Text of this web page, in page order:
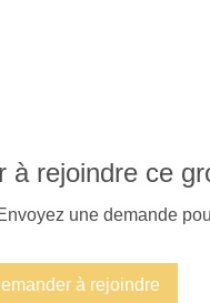
à rejoindre ce
une demande
à rejoindre